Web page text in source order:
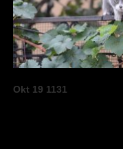
Okt 19 1131